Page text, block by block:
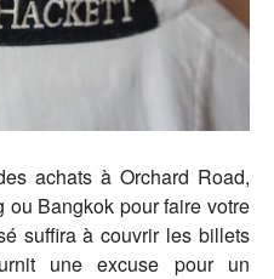
achats à Orchard Road,
ou Bangkok pour faire votre
suffira à couvrir les billets
une excuse pour un